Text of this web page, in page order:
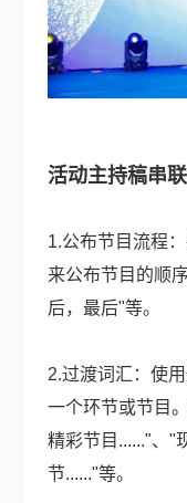
活动主持稿串
1.公布节目流程
来公布节目的顺
后，最后"等。
2.过渡词汇：使
一个环节或节目
精彩节目......"、"
节......"等。